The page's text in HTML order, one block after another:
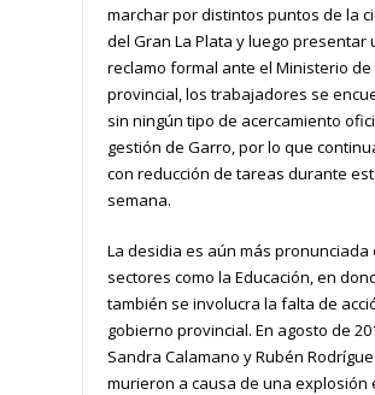
marchar por distintos puntos de la
del Gran La Plata y luego presentar
reclamo formal ante el Ministerio de
provincial, los trabajadores se
sin ningún tipo de acercamiento
gestión de Garro, por lo que
con reducción de tareas durante
semana.
La desidia es aún más pronunciada
sectores como la Educación, en
también se involucra la falta de
gobierno provincial. En agosto de
Sandra Calamano y Rubén
murieron a causa de una explosión